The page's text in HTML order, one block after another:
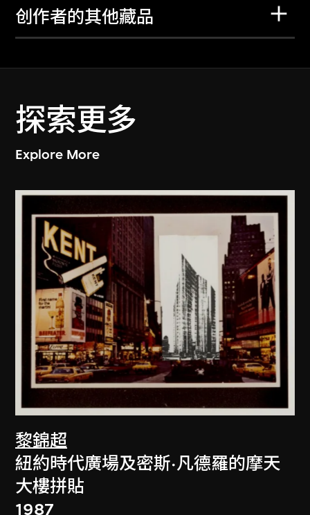
创作者的其他藏品
探索更多
Explore More
黎錦超
紐約時代廣場及密斯·凡德羅的摩天
大樓拼貼
1987